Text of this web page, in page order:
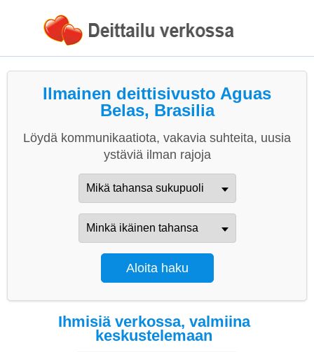
Ilmainen deittisivusto Aguas
Belas, Brasilia
Löydä kommunikaatiota, vakavia suhteita, uusia
ystäviä ilman rajoja
Ihmisiä verkossa, valmiina
keskustelemaan